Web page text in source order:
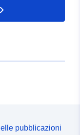
pubblicazioni